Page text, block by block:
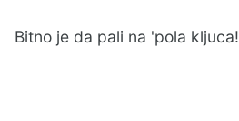
Bitno je da pali na 'pola kljuca!